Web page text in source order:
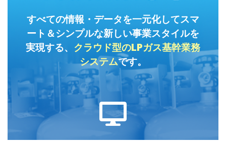
すべての情報・データを一元化してスマ
ート＆シンプルな新しい事業スタイルを
実現する、 クラウド型のLPガス基幹業務
システムです。